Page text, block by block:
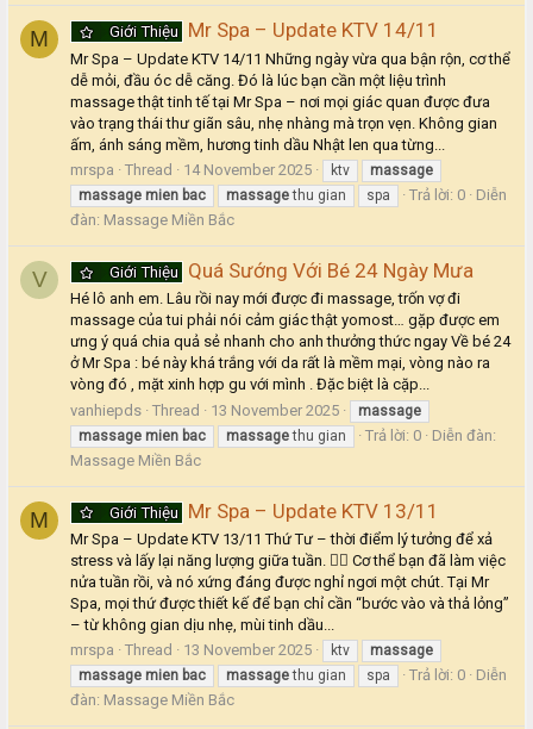
M Giới Thiệu Mr Spa – Update KTV 14/11
Mr Spa – Update KTV 14/11 Những ngày vừa qua bận rộn, cơ thể
dễ mỏi, đầu óc dễ căng. Đó là lúc bạn cần một liệu trình
massage thật tinh tế tại Mr Spa – nơi mọi giác quan được đưa
vào trạng thái thư giãn sâu, nhẹ nhàng mà trọn vẹn. Không gian
ấm, ánh sáng mềm, hương tinh dầu Nhật len qua từng...
mrspa
Thread 14 November 2025 ktv
massage
massage mien bac massagethu gian spa Trả lời: 0
Diễn
đàn: Massage Miền Bắc
V Giới Thiệu Quá Sướng Với Bé 24 Ngày Mưa
Hé lô anh em. Lâu rồi nay mới được đi massage, trốn vợ đi
massage của tui phải nói cảm giác thật yomost… gặp được em
ưng ý quá chia quả sẻ nhanh cho anh thưởng thức ngay Về bé 24
ở Mr Spa : bé này khá trắng với da rất là mềm mại, vòng nào ra
vòng đó , mặt xinh hợp gu với mình . Đặc biệt là cặp...
vanhiepds Thread 13 November 2025
massage
massage mien bac massagethu gian Trả lời: 0
Diễn đàn:
Massage Miền Bắc
M Giới Thiệu Mr Spa – Update KTV 13/11
Mr Spa – Update KTV 13/11 Thứ Tư – thời điểm lý tưởng để xả
stress và lấy lại năng lượng giữa tuần. 💆‍♀️ Cơ thể bạn đã làm việc
nửa tuần rồi, và nó xứng đáng được nghỉ ngơi một chút. Tại Mr
Spa, mọi thứ được thiết kế để bạn chỉ cần “bước vào và thả lỏng”
– từ không gian dịu nhẹ, mùi tinh dầu...
mrspa
Thread 13 November 2025 ktv
massage
massage mien bac massagethu gian spa Trả lời: 0
Diễn
đàn: Massage Miền Bắc